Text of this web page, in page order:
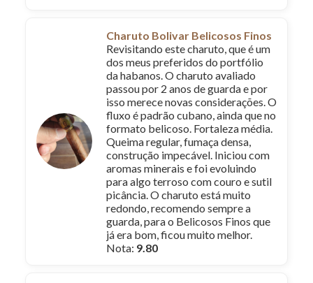
Charuto Bolivar Belicosos Finos
Revisitando este charuto, que é um
dos meus preferidos do portfólio
da habanos. O charuto avaliado
passou por 2 anos de guarda e por
isso merece novas considerações. O
fluxo é padrão cubano, ainda que no
formato belicoso. Fortaleza média.
Queima regular, fumaça densa,
construção impecável. Iniciou com
aromas minerais e foi evoluindo
para algo terroso com couro e sutil
picância. O charuto está muito
redondo, recomendo sempre a
guarda, para o Belicosos Finos que
já era bom, ficou muito melhor.
Nota: 9.80